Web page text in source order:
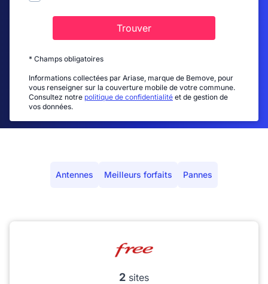
Trouver
* Champs obligatoires
Informations collectées par Ariase, marque de Bemove, pour
vous renseigner sur la couverture mobile de votre commune.
Consultez notre politique de confidentialité et de gestion de
vos données.
Antennes Meilleurs forfaits Pannes
2 sites